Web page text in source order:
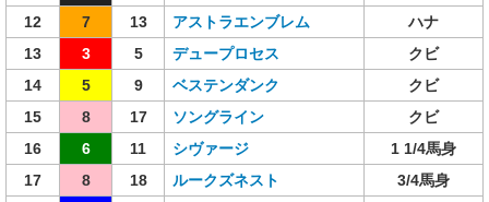
12
7 13 アストラエンブレム
ハナ
13
3 5 デュープロセス
クビ
14
5 9 ベステンダンク
クビ
15
8 17 ソングライン
クビ
16
6 11 シヴァージ
1 1/4馬身
17
8 18 ルークズネスト
3/4馬身